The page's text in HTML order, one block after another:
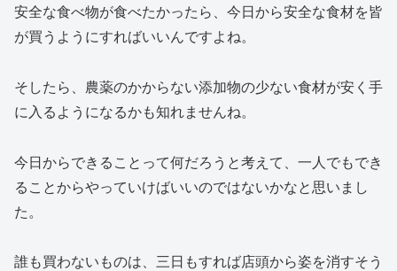
安全な食べ物が食べたかったら、今日から安全な食材を皆
が買うようにすればいいんですよね。
そしたら、農薬のかからない添加物の少ない食材が安く手
に入るようになるかも知れませんね。
今日からできることって何だろうと考えて、一人でもでき
ることからやっていけばいいのではないかなと思いまし
た。
誰も買わないものは、三日もすれば店頭から姿を消すそう